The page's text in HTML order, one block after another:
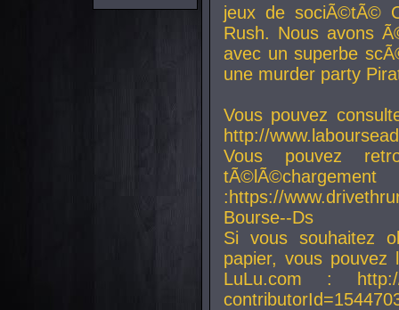
jeux de sociÃ©tÃ©
Rush. Nous avons
avec un superbe
une murder party
Vous pouvez
http://
Vous pouvez
:https://
Bourse--Ds
Si vous souhaitez
papier, vous
LuLu.com : http://